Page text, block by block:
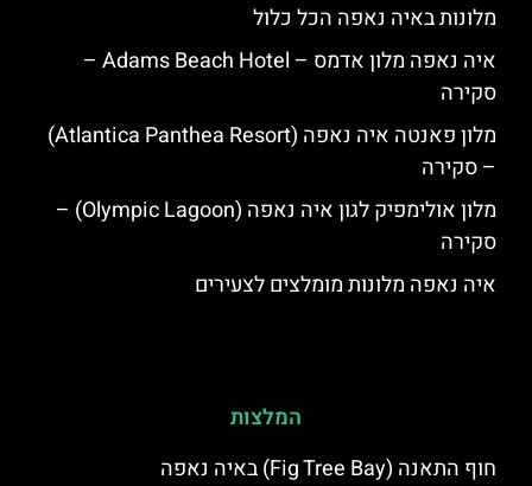
מלונות באיה נאפה הכל כלול
איה נאפה מלון אדמס – Adams Beach Hotel –
סקירה
מלון פאנטה איה נאפה (Atlantica Panthea Resort)
– סקירה
מלון אולימפיק לגון איה נאפה (Olympic Lagoon) –
סקירה
איה נאפה מלונות מומלצים לצעירים
המלצות
חוף התאנה (Fig Tree Bay) באיה נאפה